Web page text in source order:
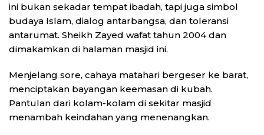
ini bukan sekadar tempat ibadah, tapi juga simbol
budaya Islam, dialog antarbangsa, dan toleransi
antarumat. Sheikh Zayed wafat tahun 2004 dan
dimakamkan di halaman masjid ini.
Menjelang sore, cahaya matahari bergeser ke barat,
menciptakan bayangan keemasan di kubah.
Pantulan dari kolam-kolam di sekitar masjid
menambah keindahan yang menenangkan.